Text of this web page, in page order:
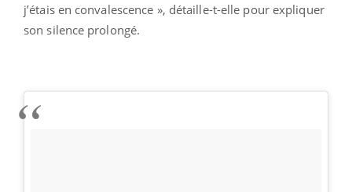
j’étais en convalescence », détaille-t-elle pour expliquer
son silence prolongé.